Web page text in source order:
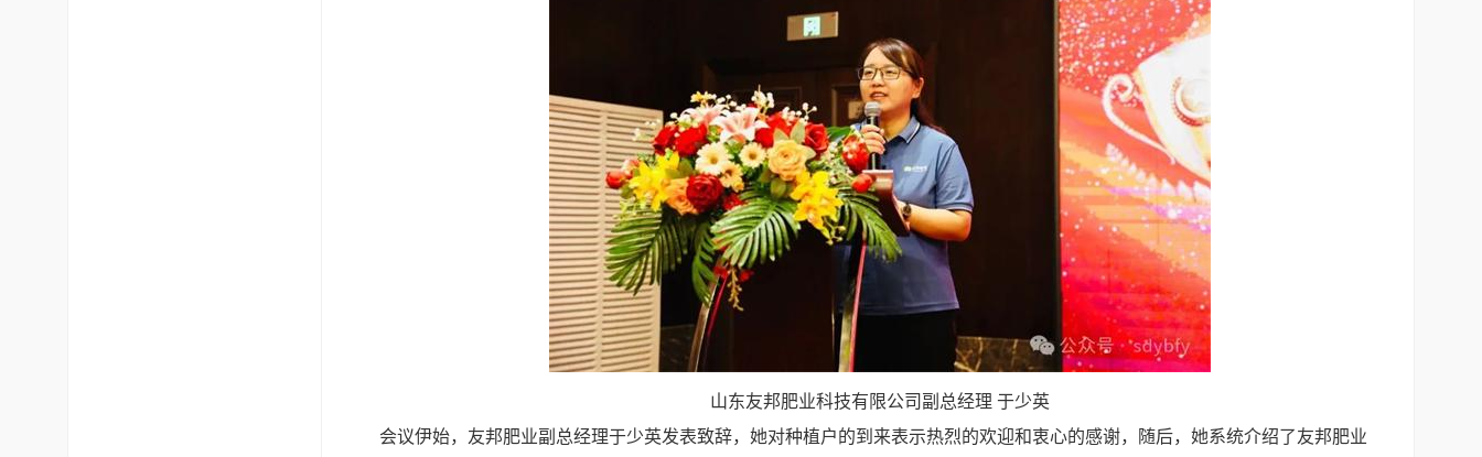
山东友邦肥业科技有限公司副总经理 于少英
会议伊始，友邦肥业副总经理于少英发表致辞，她对种植户的到来表示热烈的欢迎和衷心的感谢，随后，她系统介绍了友邦肥业